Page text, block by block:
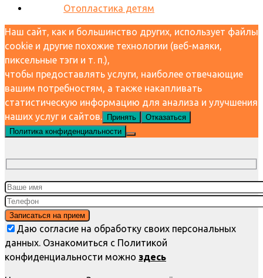
Отопластика детям
Наш сайт, как и большинство других, использует файлы
cookie и другие похожие технологии (веб-маяки,
пиксельные тэги и т. п.),
чтобы предоставлять услуги, наиболее отвечающие
вашим потребностям, а также накапливать
статистическую информацию для анализа и улучшения
наших услуг и сайтов.
Принять
Отказаться
Политика конфиденциальности
Даю согласие на обработку своих персональных
данных. Ознакомиться с Политикой
конфиденциальности можно здесь